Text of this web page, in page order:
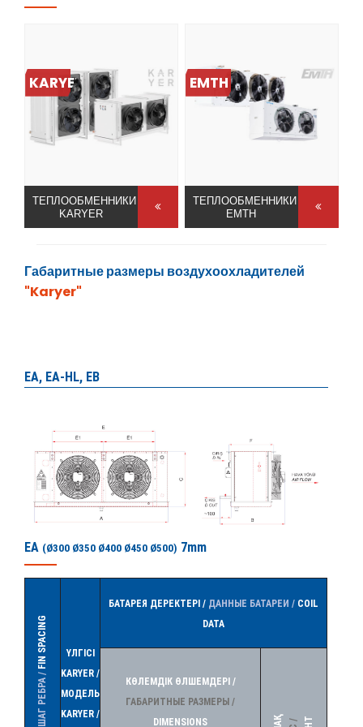
KARYER
ТЕПЛООБМЕННИКИ
KARYER
EMTH
ТЕПЛООБМЕННИКИ
EMTH
Габаритные размеры воздухоохладителей
"Karyer"
EA, EA-HL, EB
EA (Ø300 Ø350 Ø400 Ø450 Ø500) 7mm
ШАГ РЕБРА /
FIN SPACING
ҮЛГІСІ
KARYER /
МОДЕЛЬ
KARYER /
БАТАРЕЯ ДЕРЕКТЕРІ / ДАННЫЕ БАТАРЕИ / COIL
DATA
КӨЛЕМДІК ӨЛШЕМДЕРІ /
ГАБАРИТНЫЕ РАЗМЕРЫ /
DIMENSIONS